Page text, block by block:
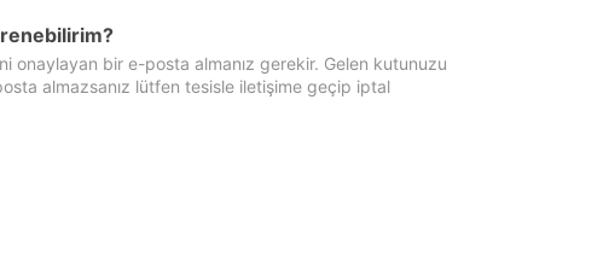
bir e-posta almanız gerekir. Gelen kutunuzu
almazsanız lütfen tesisle iletişime geçip iptal